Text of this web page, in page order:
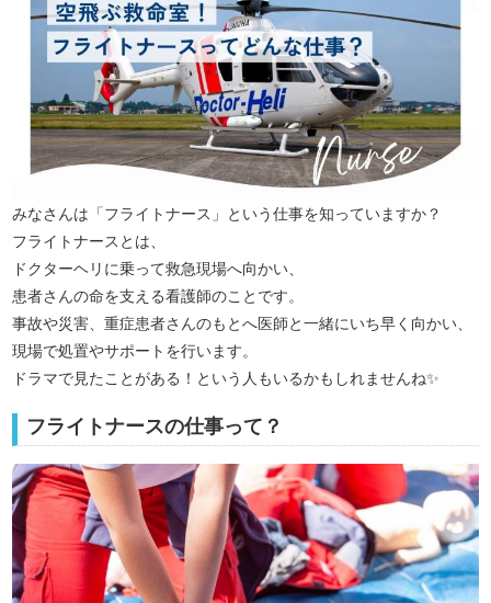
みなさんは「フライトナース」という仕事を知っていますか？
フライトナースとは、
ドクターヘリに乗って救急現場へ向かい、
患者さんの命を支える看護師のことです。
事故や災害、重症患者さんのもとへ医師と一緒にいち早く向かい、
現場で処置やサポートを行います。
ドラマで見たことがある！という人もいるかもしれませんね✨
フライトナースの仕事って？